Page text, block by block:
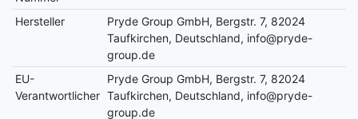
Hersteller
Pryde Group GmbH, Bergstr. 7, 82024
Taufkirchen, Deutschland, info@pryde-
group.de
EU-
Verantwortlicher
Pryde Group GmbH, Bergstr. 7, 82024
Taufkirchen, Deutschland, info@pryde-
group.de